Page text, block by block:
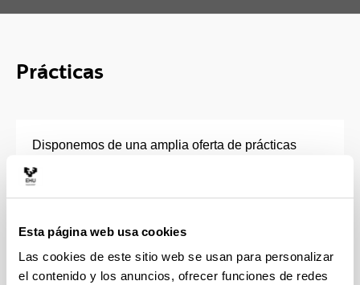
Esta página web usa cookies
Las cookies de este sitio web se usan para personalizar
el contenido y los anuncios, ofrecer funciones de redes
Prácticas
Disponemos de una amplia oferta de prácticas
que, si quieres, podrás convalidar por asignaturas
optativas hasta un máximo de 24 ECTS en los
27 ECTS en Arquitectura Técnica.
El programa de prácticas persigue que el alumnado